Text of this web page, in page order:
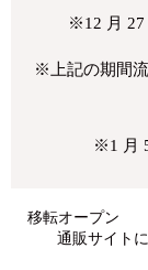
※12 月 27
※上記の期間
※1 月
移転オープン
通販サイト